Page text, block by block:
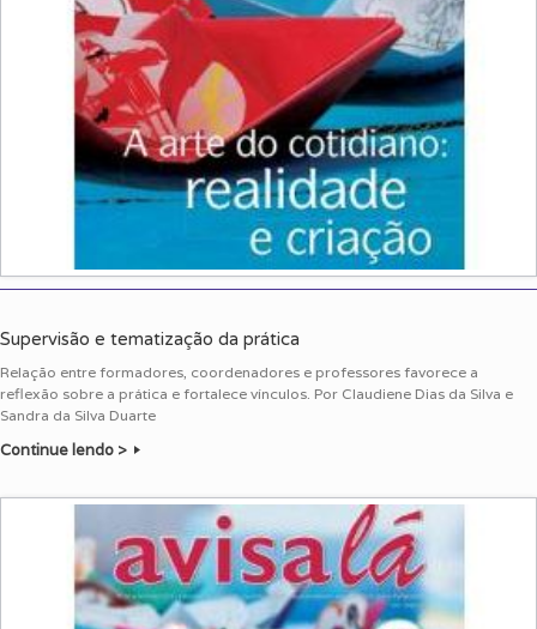
Supervisão e tematização da prática
Relação entre formadores, coordenadores e professores favorece a
reflexão sobre a prática e fortalece vínculos. Por Claudiene Dias da Silva e
Sandra da Silva Duarte
Continue lendo >